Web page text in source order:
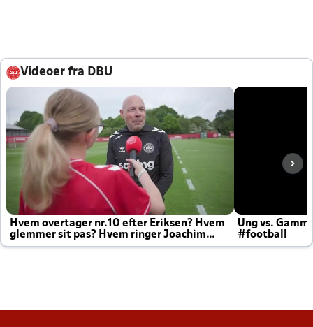
Videoer fra DBU
Hvem overtager nr.10 efter Eriksen? Hvem
glemmer sit pas? Hvem ringer Joachim
altid til efter kampe?
Ung vs.
#football